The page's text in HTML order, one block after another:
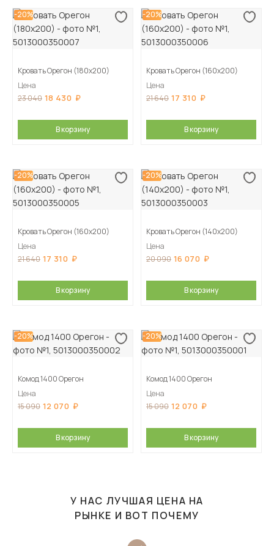
-20%
Кровать Орегон (180х200)
Цена
23 040 18 430
В корзину
-20%
Кровать Орегон (160х200)
Цена
21 640 17 310
В корзину
-20%
Кровать Орегон (160х200)
Цена
21 640 17 310
В корзину
-20%
Кровать Орегон (140х200)
Цена
20 090 16 070
В корзину
-20%
Комод 1400 Орегон
Цена
15 090 12 070
В корзину
-20%
Комод 1400 Орегон
Цена
15 090 12 070
В корзину
У НАС ЛУЧШАЯ ЦЕНА НА
РЫНКЕ И ВОТ ПОЧЕМУ